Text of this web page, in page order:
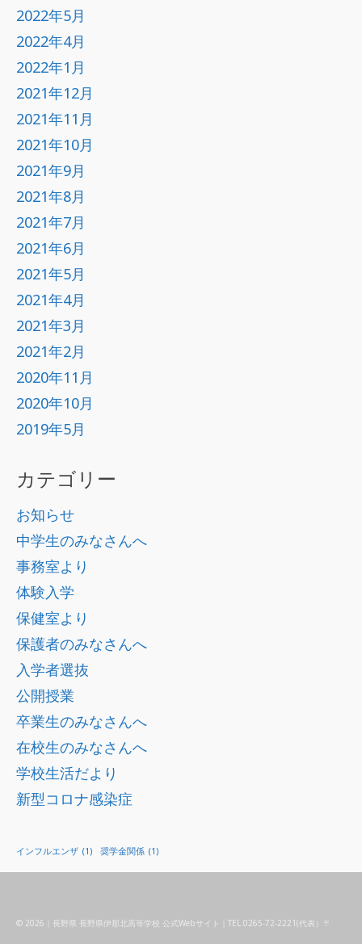
2022年5月
2022年4月
2022年1月
2021年12月
2021年11月
2021年10月
2021年9月
2021年8月
2021年7月
2021年6月
2021年5月
2021年4月
2021年3月
2021年2月
2020年11月
2020年10月
2019年5月
カテゴリー
お知らせ
中学生のみなさんへ
事務室より
体験入学
保健室より
保護者のみなさんへ
入学者選抜
公開授業
卒業生のみなさんへ
在校生のみなさんへ
学校生活だより
新型コロナ感染症
インフルエンザ (1) 奨学金関係 (1)
© 2026｜長野県 長野県伊那北高等学校 公式Webサイト｜TEL.0265-72-2221(代表）〒